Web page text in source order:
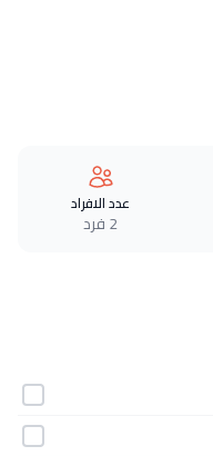
عدد الافراد
2 فرد